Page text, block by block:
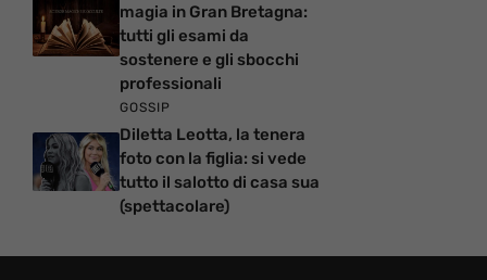
magia in Gran Bretagna:
tutti gli esami da
sostenere e gli sbocchi
professionali
GOSSIP
Diletta Leotta, la tenera
foto con la figlia: si vede
tutto il salotto di casa sua
(spettacolare)